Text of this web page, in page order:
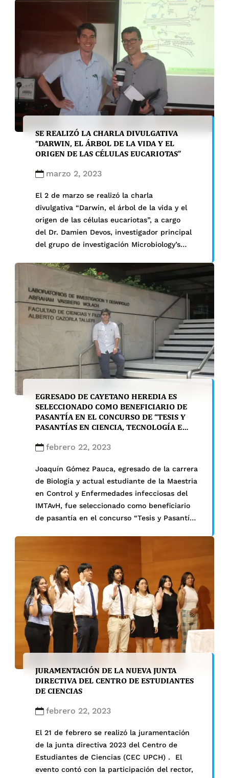
Ciencias y Filosofía y Medicina Veterinaria y
Zootecnia. Brindo por el reconocimiento de la
SE REALIZÓ LA CHARLA DIVULGATIVA
“DARWIN, EL ÁRBOL DE LA VIDA Y EL
ORIGEN DE LAS CÉLULAS EUCARIOTAS”
marzo 2, 2023
El 2 de marzo se realizó la charla
divulgativa “Darwin, el árbol de la vida y el
origen de las células eucariotas”, a cargo
del Dr. Damien Devos, investigador principal
del grupo de investigación Microbiology’s
Desarrollo. El ponente, quien expuso acerca
de investigaciones recientes sobre el tema,
recibió un presente por […]
EGRESADO DE CAYETANO HEREDIA ES
SELECCIONADO COMO BENEFICIARIO DE
PASANTÍA EN EL CONCURSO DE “TESIS Y
PASANTÍAS EN CIENCIA, TECNOLOGÍA E
febrero 22, 2023
Joaquín Gómez Pauca, egresado de la carrera
de Biología y actual estudiante de la Maestria
en Control y Enfermedades infecciosas del
IMTAvH, fue seleccionado como beneficiario
de pasantía en el concurso “Tesis y Pasantías
Amberes en Bélgica. Involucramiento con […]
JURAMENTACIÓN DE LA NUEVA JUNTA
DIRECTIVA DEL CENTRO DE ESTUDIANTES
DE CIENCIAS
febrero 22, 2023
El 21 de febrero se realizó la juramentación
de la junta directiva 2023 del Centro de
Estudiantes de Ciencias (CEC UPCH) . El
evento contó con la participación del rector,